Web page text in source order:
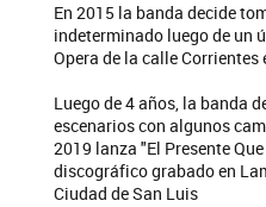
En 2015 la banda decide
indeterminado luego de un
Opera de la calle Corrientes
Luego de 4 años, la banda
escenarios con algunos
2019 lanza "El Presente
discográfico grabado en
Ciudad de San Luis